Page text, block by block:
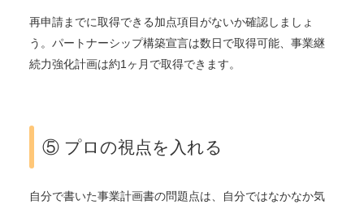
再申請までに取得できる加点項目がないか確認しましょ
う。パートナーシップ構築宣言は数日で取得可能、事業継
続力強化計画は約1ヶ月で取得できます。
⑤ プロの視点を入れる
自分で書いた事業計画書の問題点は、自分ではなかなか気